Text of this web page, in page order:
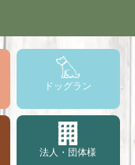
ドッグラン
法人・団体様